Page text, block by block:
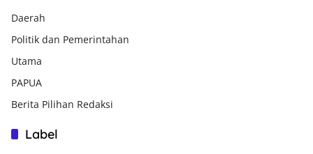
Daerah
Politik dan Pemerintahan
Utama
PAPUA
Berita Pilihan Redaksi
Label